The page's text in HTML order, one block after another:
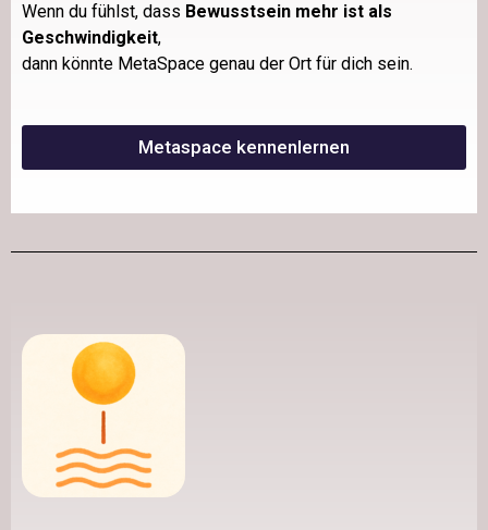
Wenn du fühlst, dass Bewusstsein mehr ist als
Geschwindigkeit,
dann könnte MetaSpace genau der Ort für dich sein.
Metaspace kennenlernen